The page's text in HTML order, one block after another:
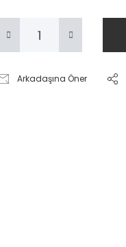
Arkadaşına Öner